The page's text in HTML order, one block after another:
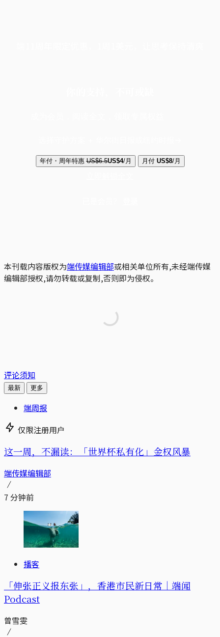
年付・周年特惠 US$6.5US$4/月 月付 US$8/月
本刊载内容版权为端传媒编辑部或相关单位所有,未经端传媒
编辑部授权,请勿转载或复制,否则即为侵权。
评论须知
最新 更多
端周报
仅限注册用户
这一周，不漏读：「世界杯私有化」金权风暴
端传媒编辑部
7 分钟前
播客
「伸张正义报东张」，香港市民新日常｜端闻
Podcast
曾雪雯